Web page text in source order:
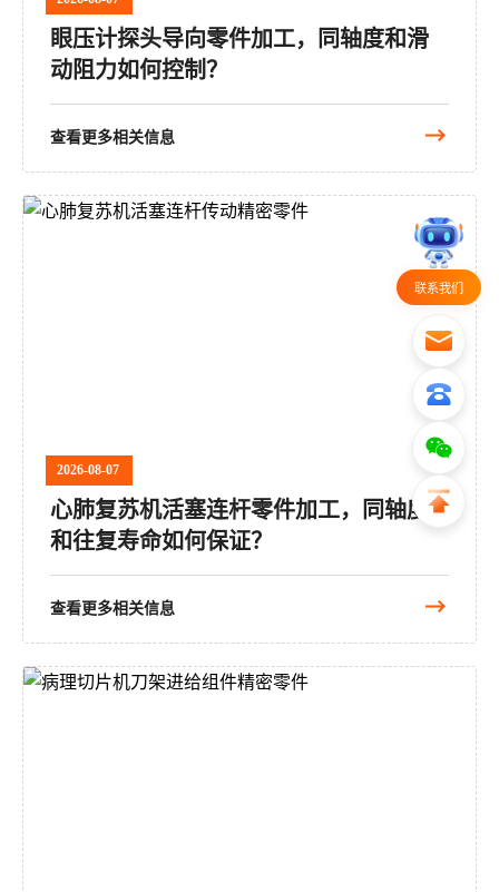
眼压计探头导向零件加工，同轴度和滑
动阻力如何控制？
查看更多相关信息
2026-08-07
心肺复苏机活塞连杆零件加工，同轴度
和往复寿命如何保证？
查看更多相关信息
联系我们